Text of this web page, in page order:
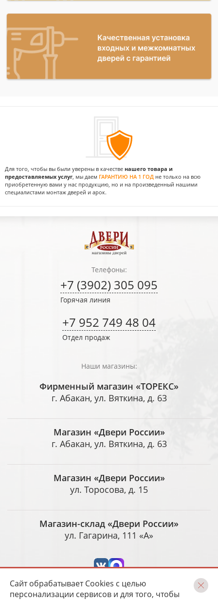
Для того, чтобы вы были уверены в качестве нашего товара и
предоставляемых услуг , мы даем ГАРАНТИЮ НА 1 ГОД не только на всю
приобретенную вами у нас продукцию, но и на произведенный нашими
специалистами монтаж дверей и арок.
Сайт обрабатывает Cookies с целью
персонализации сервисов и для того, чтобы
Телефоны:
+7 (3902) 305 095
Горячая линия
+7 952 749 48 04
Отдел продаж
Наши магазины:
Фирменный магазин «ТОРЕКС»
г. Абакан, ул. Вяткина, д. 63
Магазин «Двери России»
г. Абакан, ул. Вяткина, д. 63
Магазин «Двери России»
ул. Торосова, д. 15
Магазин-склад «Двери России»
ул. Гагарина, 111 «А»